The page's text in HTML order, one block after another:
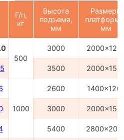
Г/п,
кг
Высота
подъема,
мм
Размеры
мм
500
3000
3500
1000
2600
3000
5400